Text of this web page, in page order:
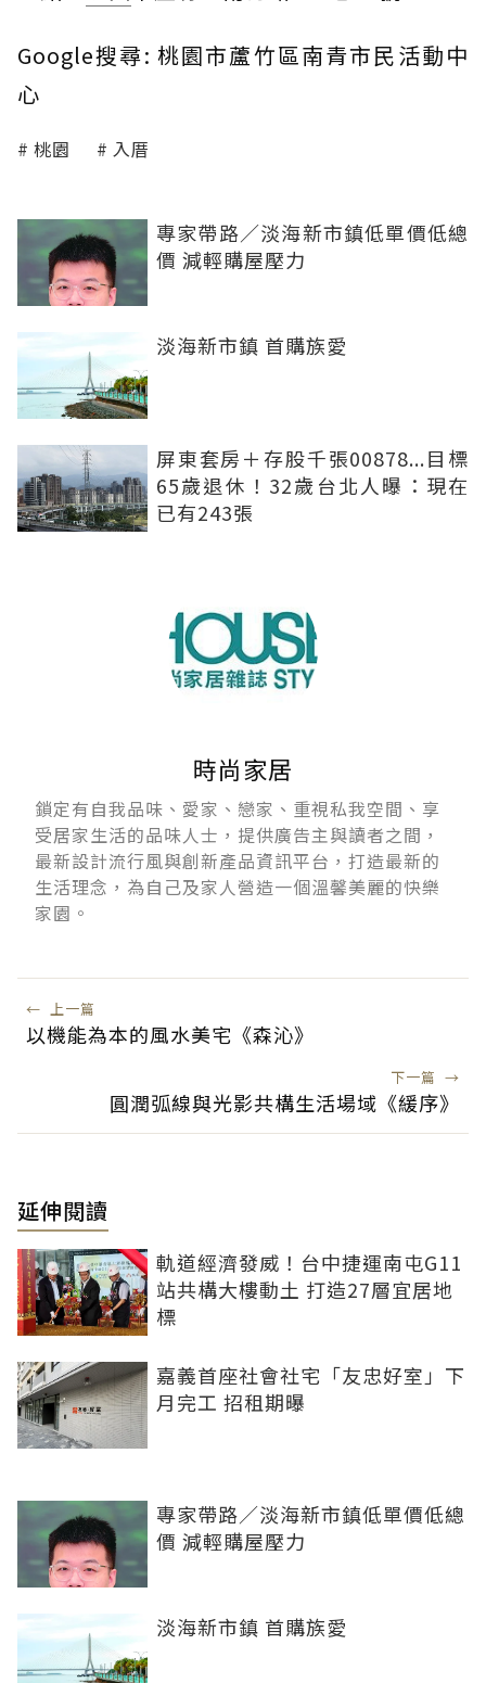
Google搜尋: 桃園市蘆竹區南青市民活動中
心
桃園 入厝
專家帶路／淡海新市鎮低單價低總
價 減輕購屋壓力
淡海新市鎮 首購族愛
屏東套房＋存股千張00878...目標
65歲退休！32歲台北人曝：現在
已有243張
時尚家居
鎖定有自我品味、愛家、戀家、重視私我空間、享
受居家生活的品味人士，提供廣告主與讀者之間，
最新設計流行風與創新產品資訊平台，打造最新的
生活理念，為自己及家人營造一個溫馨美麗的快樂
家園。
← 上一篇
以機能為本的風水美宅《森沁》
下一篇 →
圓潤弧線與光影共構生活場域《緩序》
延伸閱讀
軌道經濟發威！台中捷運南屯G11
站共構大樓動土 打造27層宜居地
標
嘉義首座社會社宅「友忠好室」下
月完工 招租期曝
專家帶路／淡海新市鎮低單價低總
價 減輕購屋壓力
淡海新市鎮 首購族愛